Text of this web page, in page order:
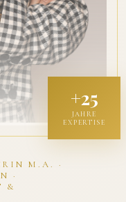
M.A. ·
·
&
+25
JAHRE
EXPERTISE